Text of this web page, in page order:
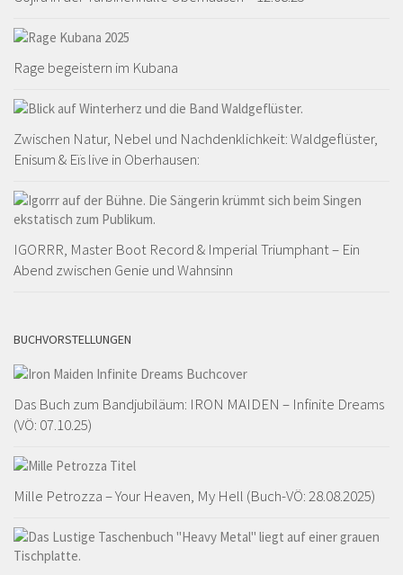
Rage begeistern im Kubana
Zwischen Natur, Nebel und Nachdenklichkeit: Waldgeflüster,
Enisum & Eïs live in Oberhausen:
IGORRR, Master Boot Record & Imperial Triumphant – Ein
Abend zwischen Genie und Wahnsinn
BUCHVORSTELLUNGEN
Das Buch zum Bandjubiläum: IRON MAIDEN – Infinite Dreams
(VÖ: 07.10.25)
Mille Petrozza – Your Heaven, My Hell (Buch-VÖ: 28.08.2025)